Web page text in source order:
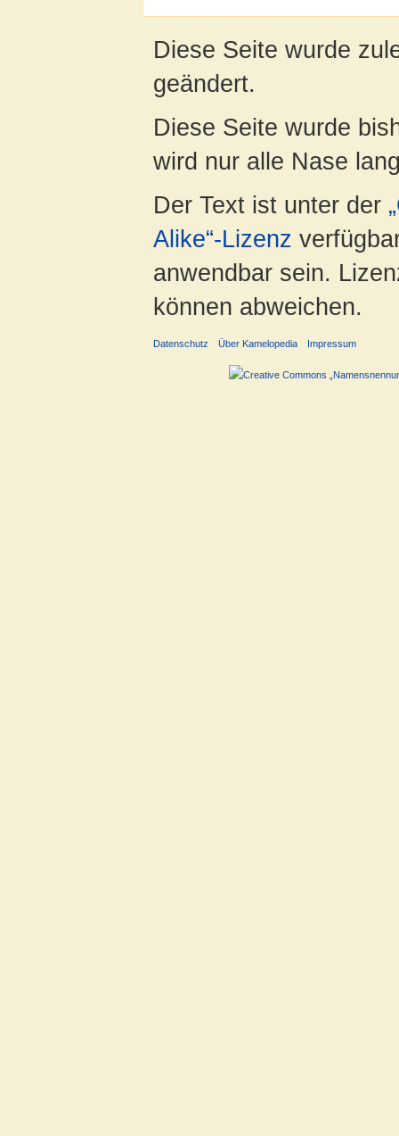
Diese Seite wurde
geändert.
Diese Seite wurde
wird nur alle Nase
Der Text ist unter der
Alike“-Lizenz
anwendbar sein.
können abweichen.
Datenschutz Über Kamelopedia Impressum